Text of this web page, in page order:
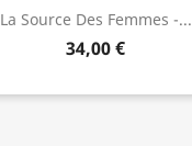
La Source Des Femmes -...
34,00 €